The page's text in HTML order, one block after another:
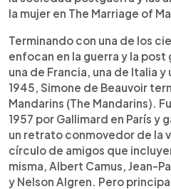
la mujer en The Marriage of
Terminando con una de los
enfocan en la guerra y la
una de Francia, una de Italia y
1945, Simone de Beauvoir
Mandarins (The Mandarins).
1957 por Gallimard en París y
un retrato conmovedor de la
círculo de amigos que
misma, Albert Camus, Jean-
y Nelson Algren. Pero